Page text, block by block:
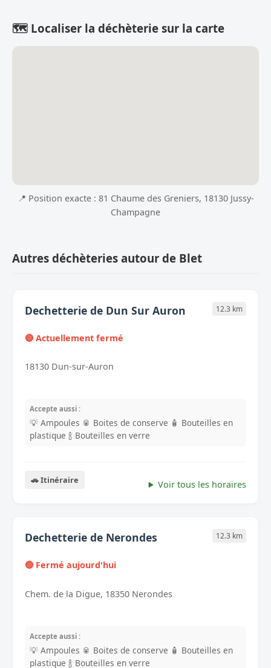
🗺️ Localiser la déchèterie sur la carte
📍 Position exacte : 81 Chaume des Greniers, 18130 Jussy-
Champagne
Autres déchèteries autour de Blet
Dechetterie de Dun Sur Auron 12.3 km
🔴 Actuellement fermé
18130 Dun-sur-Auron
Accepte aussi :
💡 Ampoules 🥫 Boites de conserve 🧴 Bouteilles en
plastique 🍾 Bouteilles en verre
🚗 Itinéraire Voir tous les horaires
Dechetterie de Nerondes 12.3 km
🔴 Fermé aujourd'hui
Chem. de la Digue, 18350 Nerondes
Accepte aussi :
💡 Ampoules 🥫 Boites de conserve 🧴 Bouteilles en
plastique 🍾 Bouteilles en verre